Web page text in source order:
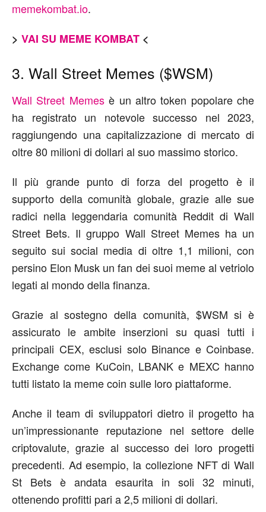
memekombat.io.
> VAI SU MEME KOMBAT <
3. Wall Street Memes ($WSM)
Wall Street Memesè un altro token popolare che
ha registrato un notevole successo nel 2023,
raggiungendo una capitalizzazione di mercato di
oltre 80 milioni di dollari al suo massimo storico.
Il più grande punto di forza del progetto è il
supporto della comunità globale, grazie alle sue
radici nella leggendaria comunità Reddit di Wall
Street Bets. Il gruppo Wall Street Memes ha un
seguito sui social media di oltre 1,1 milioni, con
persino Elon Musk un fan dei suoi meme al vetriolo
legati al mondo della finanza.
Grazie al sostegno della comunità, $WSM si è
assicurato le ambite inserzioni su quasi tutti i
principali CEX, esclusi solo Binance e Coinbase.
Exchange come KuCoin, LBANK e MEXC hanno
tutti listato la meme coin sulle loro piattaforme.
Anche il team di sviluppatori dietro il progetto ha
un’impressionante reputazione nel settore delle
criptovalute, grazie al successo dei loro progetti
precedenti. Ad esempio, la collezione NFT di Wall
St Bets è andata esaurita in soli 32 minuti,
ottenendo profitti pari a 2,5 milioni di dollari.